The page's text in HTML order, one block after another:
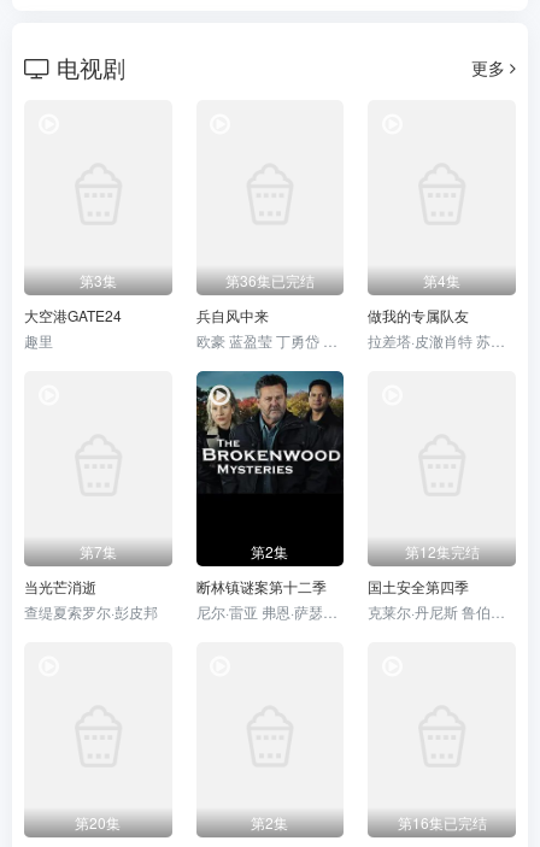
电视剧 更多
第3集
大空港GATE24
趣里
第36集已完结
兵自风中来
第4集
做我的专属队友
第7集
当光芒消逝
查缇夏索罗尔·彭皮邦
第2集
断林镇谜案第十二季
第12集完结
国土安全第四季
第20集
第2集
第16集已完结